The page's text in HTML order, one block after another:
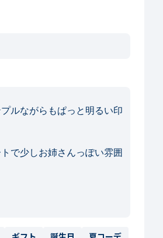
ルながらもぱっと明るい印
で少しお姉さんっぽい雰囲